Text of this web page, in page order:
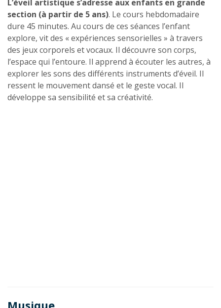
L’éveil artistique s’adresse aux enfants en grande
section (à partir de 5 ans). Le cours hebdomadaire
dure 45 minutes. Au cours de ces séances l’enfant
explore, vit des « expériences sensorielles » à travers
des jeux corporels et vocaux. Il découvre son corps,
l’espace qui l’entoure. Il apprend à écouter les autres, à
explorer les sons des différents instruments d’éveil. Il
ressent le mouvement dansé et le geste vocal. Il
développe sa sensibilité et sa créativité.